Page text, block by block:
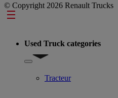
© Copyright 2026 Renault Trucks
Footer
Used Truck categories
Show submenu for Used Truck
Tracteur